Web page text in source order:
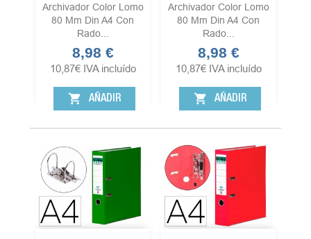
Archivador Color Lomo
80 Mm Din A4 Con
Rado...
Precio
8,98 €
10,87€ IVA incluído
shopping_cart AÑADIR
Archivador Color Lomo
80 Mm Din A4 Con
Rado...
Precio
8,98 €
10,87€ IVA incluído
shopping_cart AÑADIR